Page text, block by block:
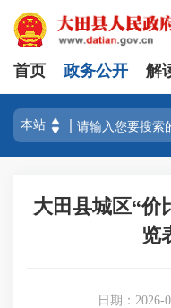
首页 政务公开 解
大田县城区“价
览
日期：2026-